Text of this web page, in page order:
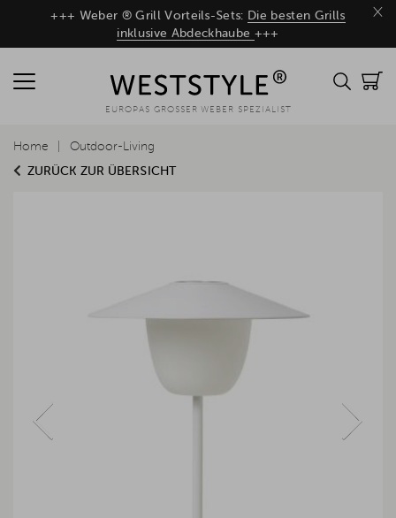
×
+++ Weber ® Grill Vorteils-Sets: Die besten Grills
inklusive Abdeckhaube +++
EUROPAS GROSSER WEBER SPEZIALIST
ZURÜCK ZUR ÜBERSICHT
Home Outdoor-Living